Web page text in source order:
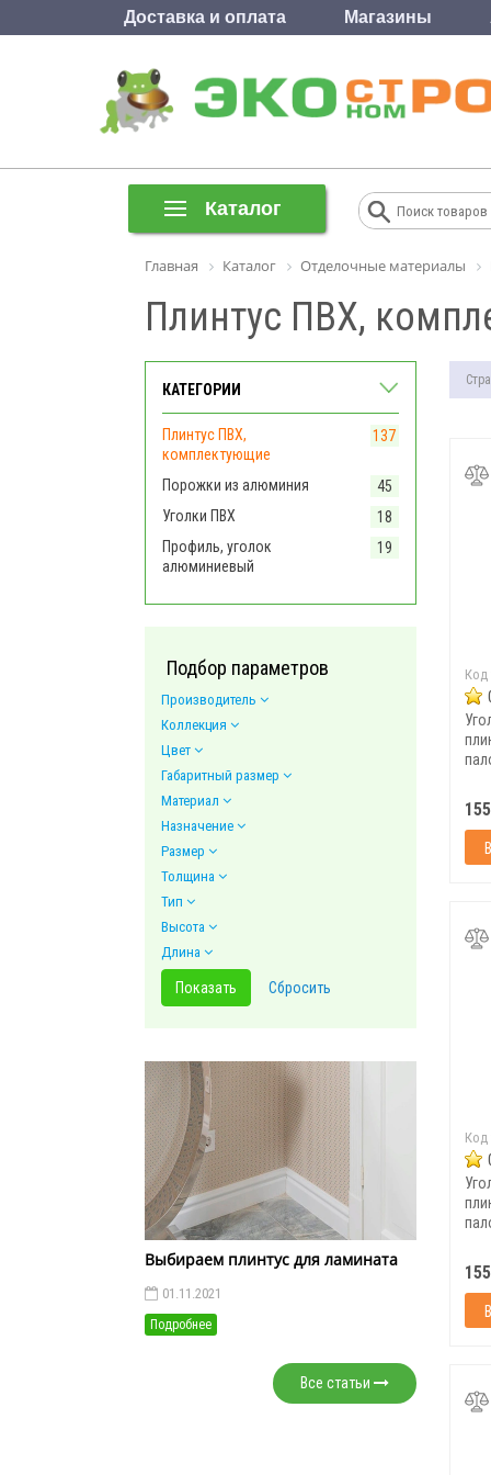
Доставка и оплата Магазины
Каталог
Главная Каталог Отделочные материалы
Плинтус ПВХ,
КАТЕГОРИИ
Плинтус ПВХ,
комплектующие
137
Порожки из алюминия
45
Уголки ПВХ
18
Профиль, уголок
алюминиевый
19
Подбор параметров
Производитель
Коллекция
Цвет
Габаритный размер
Материал
Назначение
Размер
Толщина
Тип
Высота
Длина
Выбираем плинтус для ламината
01.11.2021
Подробнее
Все статьи
Код
Код